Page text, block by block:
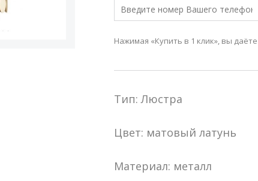
Нажимая «Купить в 1 клик», вы даёте
Тип: Люстра
Цвет: матовый латунь
Материал: металл